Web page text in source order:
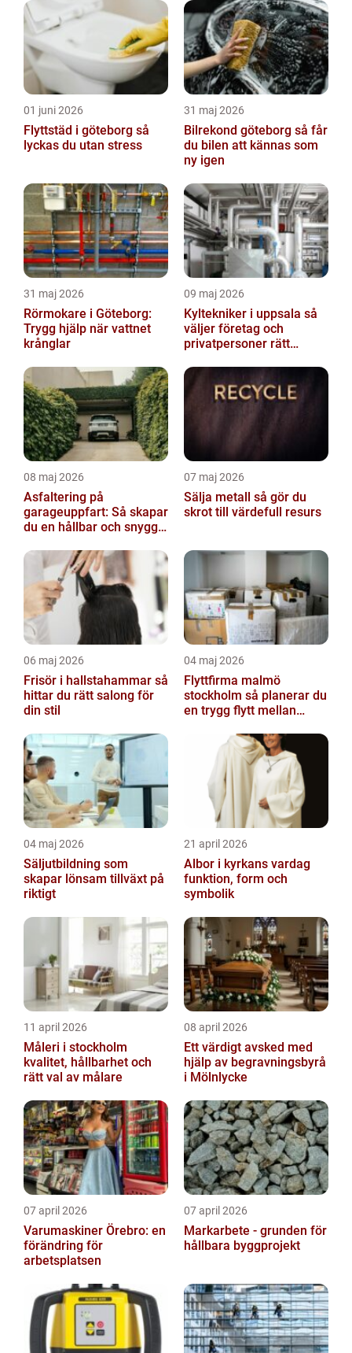
01 juni 2026
Flyttstäd i göteborg så
lyckas du utan stress
31 maj 2026
Bilrekond göteborg så får
du bilen att kännas som
ny igen
31 maj 2026
Rörmokare i Göteborg:
Trygg hjälp när vattnet
krånglar
09 maj 2026
Kyltekniker i uppsala så
väljer företag och
privatpersoner rätt
08 maj 2026
Asfaltering på
garageuppfart: Så skapar
du en hållbar och snygg
07 maj 2026
Sälja metall så gör du
skrot till värdefull resurs
06 maj 2026
Frisör i hallstahammar så
hittar du rätt salong för
din stil
04 maj 2026
Flyttfirma malmö
stockholm så planerar du
en trygg flytt mellan
04 maj 2026
Säljutbildning som
skapar lönsam tillväxt på
riktigt
21 april 2026
Albor i kyrkans vardag
funktion, form och
symbolik
11 april 2026
Måleri i stockholm
kvalitet, hållbarhet och
rätt val av målare
08 april 2026
Ett värdigt avsked med
hjälp av begravningsbyrå
i Mölnlycke
07 april 2026
Varumaskiner Örebro: en
förändring för
arbetsplatsen
07 april 2026
Markarbete - grunden för
hållbara byggprojekt